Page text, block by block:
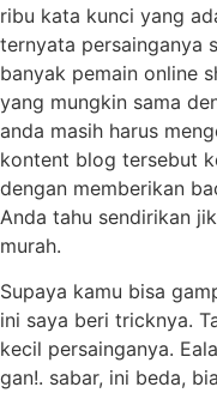
ribu kata kunci yang
ternyata persainganya
banyak pemain online
yang mungkin sama
anda masih harus
kontent blog tersebut
dengan memberikan
Anda tahu sendirikan
murah.
Supaya kamu bisa
ini saya beri tricknya.
kecil persainganya.
gan!. sabar, ini beda,